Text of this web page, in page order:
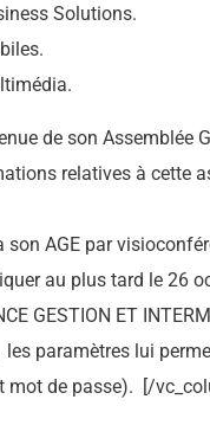
Solutions.
de son Assemblée
relatives à cette
son AGE par
au plus tard le 26
GESTION ET
paramètres lui
de passe). [/